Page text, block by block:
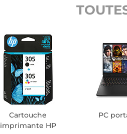
Cartouche
imprimante HP
PC